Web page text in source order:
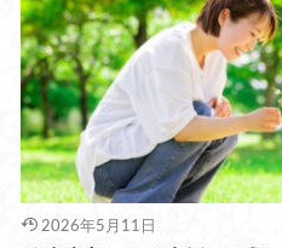
2026年5月11日